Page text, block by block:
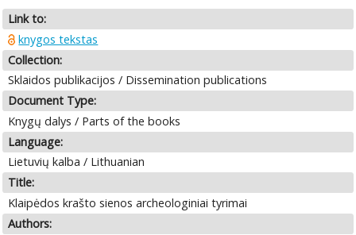
Link to:
knygos tekstas
Collection:
Sklaidos publikacijos / Dissemination publications
Document Type:
Knygų dalys / Parts of the books
Language:
Lietuvių kalba / Lithuanian
Title:
Klaipėdos krašto sienos archeologiniai tyrimai
Authors: